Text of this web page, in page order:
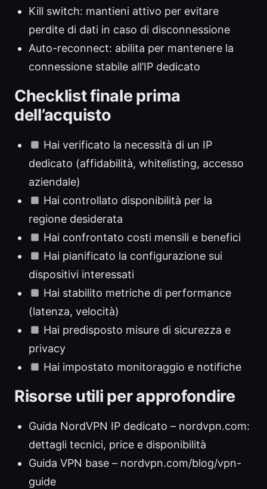
Kill switch: mantieni attivo per evitare
perdite di dati in caso di disconnessione
Auto-reconnect: abilita per mantenere la
connessione stabile all’IP dedicato
Checklist finale prima
dell’acquisto
Hai verificato la necessità di un IP
dedicato (affidabilità, whitelisting, accesso
aziendale)
Hai controllato disponibilità per la
regione desiderata
Hai confrontato costi mensili e benefici
Hai pianificato la configurazione sui
dispositivi interessati
Hai stabilito metriche di performance
(latenza, velocità)
Hai predisposto misure di sicurezza e
privacy
Hai impostato monitoraggio e notifiche
Risorse utili per approfondire
Guida NordVPN IP dedicato – nordvpn.com:
dettagli tecnici, price e disponibilità
Guida VPN base – nordvpn.com/blog/vpn-
guide